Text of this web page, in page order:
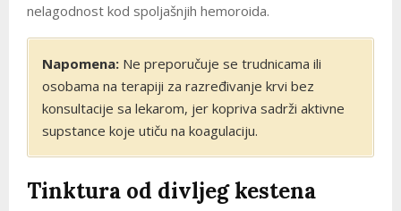
nelagodnost kod spoljašnjih hemoroida.
Napomena: Ne preporučuje se trudnicama ili
osobama na terapiji za razređivanje krvi bez
konsultacije sa lekarom, jer kopriva sadrži aktivne
supstance koje utiču na koagulaciju.
Tinktura od divljeg kestena